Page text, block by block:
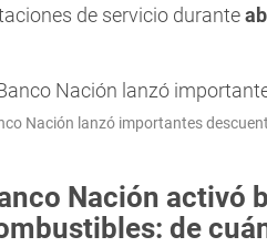
de servicio durante
Nación lanzó importantes
Nación activó
de